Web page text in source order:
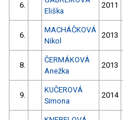
6.
Eliška
2011
6.
MACHÁČKOVÁ
Nikol
2013
8.
ČERMÁKOVÁ
Anežka
2013
9.
KUČEROVÁ
Simona
2014